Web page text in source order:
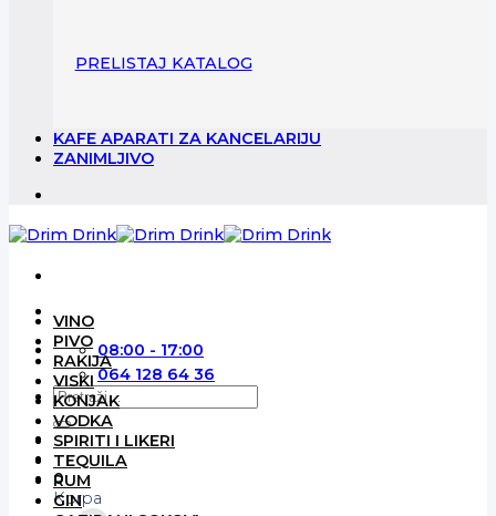
PRELISTAJ KATALOG
KAFE APARATI ZA KANCELARIJU
ZANIMLJIVO
08:00 - 17:00
064 128 64 36
Pretraga
za:
0
Korpa
VINO
PIVO
RAKIJA
VISKI
KONJAK
VODKA
SPIRITI I LIKERI
TEQUILA
RUM
GIN